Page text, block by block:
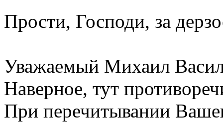
Прости, Господи, за
Уважаемый Михаил
Наверное, тут
При перечитывании